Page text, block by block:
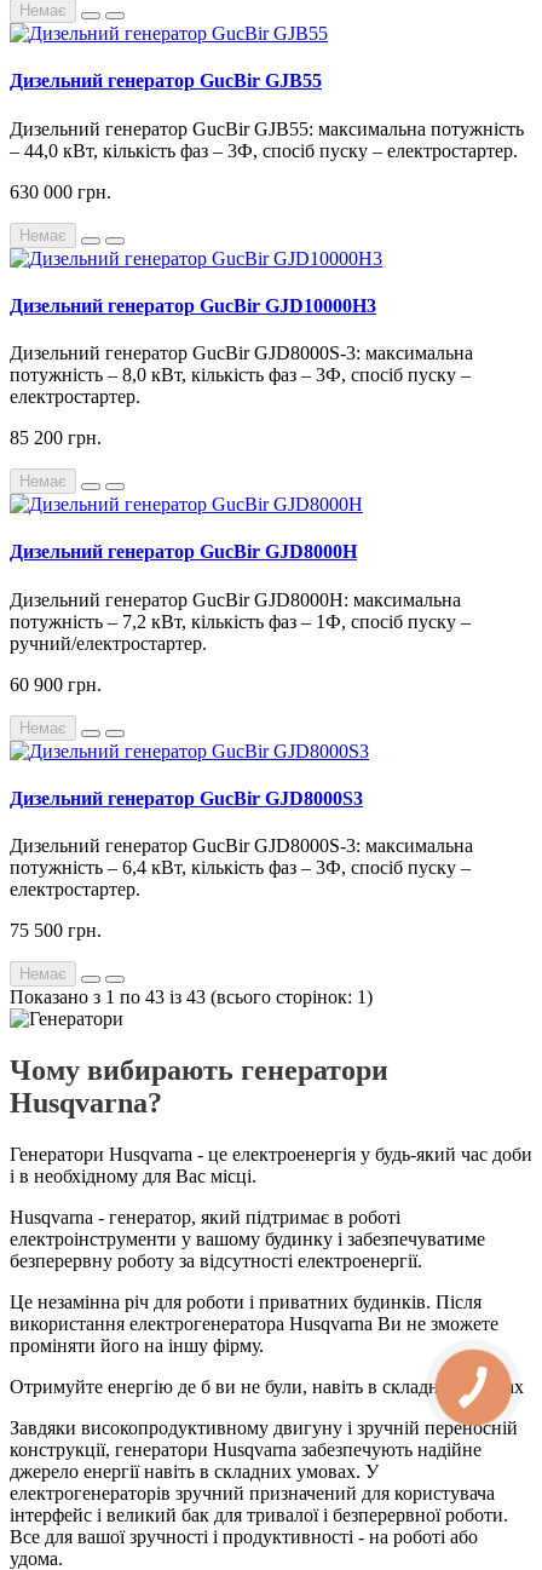
Немає
Дизельний генератор GucBir GJB55
Дизельний генератор GucBir GJB55: максимальна потужність
– 44,0 кВт, кількість фаз – 3Ф, спосіб пуску – електростартер.
630 000 грн.
Немає
Дизельний генератор GucBir GJD10000H3
Дизельний генератор GucBir GJD8000S-3: максимальна
потужність – 8,0 кВт, кількість фаз – 3Ф, спосіб пуску –
електростартер.
85 200 грн.
Немає
Дизельний генератор GucBir GJD8000H
Дизельний генератор GucBir GJD8000H: максимальна
потужність – 7,2 кВт, кількість фаз – 1Ф, спосіб пуску –
ручний/електростартер.
60 900 грн.
Немає
Дизельний генератор GucBir GJD8000S3
Дизельний генератор GucBir GJD8000S-3: максимальна
потужність – 6,4 кВт, кількість фаз – 3Ф, спосіб пуску –
електростартер.
75 500 грн.
Немає
Показано з 1 по 43 із 43 (всього сторінок: 1)
Чому вибирають генератори
Нusqvarna?
Генератори Husqvarna - це електроенергія у будь-який час доби
і в необхідному для Вас місці.
Husqvarna - генератор, який підтримає в роботі
електроінструменти у вашому будинку і забезпечуватиме
безперервну роботу за відсутності електроенергії.
Це незамінна річ для роботи і приватних будинків. Після
використання електрогенератора Husqvarna Ви не зможете
проміняти його на іншу фірму.
Отримуйте енергію де б ви не були, навіть в складних умовах
Завдяки високопродуктивному двигуну і зручній переносній
конструкції, генератори Husqvarna забезпечують надійне
джерело енергії навіть в складних умовах. У
електрогенераторів зручний призначений для користувача
інтерфейс і великий бак для тривалої і безперервної роботи.
Все для вашої зручності і продуктивності - на роботі або
удома.